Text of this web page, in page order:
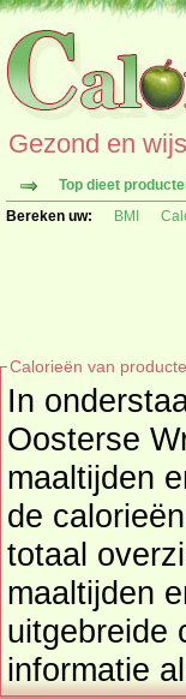
Gezond en
Top dieet
Bereken uw:
BMI
Calorieën van
In
Oosterse
maaltijden en
de
maaltijden
uitgebreide
informatie